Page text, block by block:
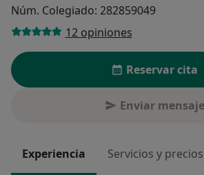
Núm. Colegiado: 282859049
12 opiniones
Reservar cita
Enviar mensaje
Experiencia Servicios y precios